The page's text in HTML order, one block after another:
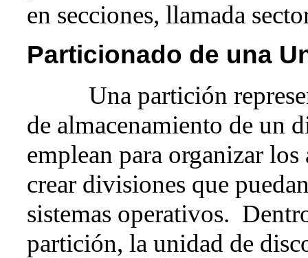
en secciones, llamada
Particionado de una
Una partición
de almacenamiento de un
emplean para organizar
crear divisiones que
sistemas operativos.
partición, la unidad de